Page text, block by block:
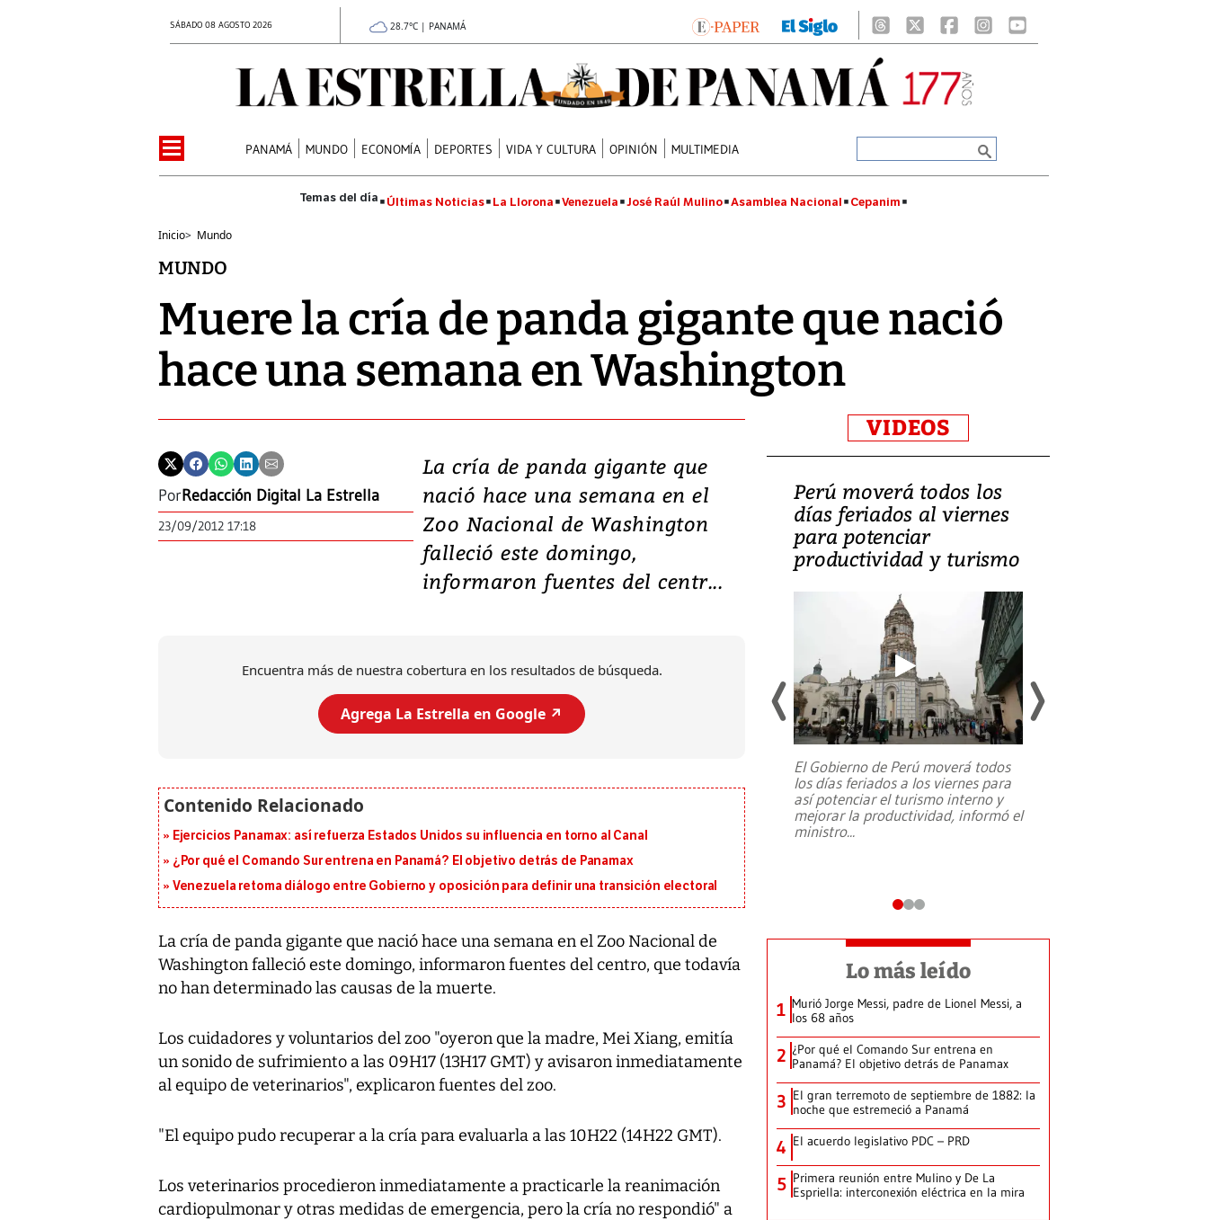
SÁBADO 08 AGOSTO 2026 28.7°C | PANAMÁ
PANAMÁ MUNDO ECONOMÍA DEPORTES VIDA Y CULTURA OPINIÓN MULTIMEDIA
Últimas Noticias La Llorona Venezuela José Raúl Mulino Asamblea Nacional Cepanim
Inicio> Mundo
MUNDO
Muere la cría de panda gigante que nació
hace una semana en Washington
PorRedacción Digital La Estrella
23/09/2012 17:18
La cría de panda gigante que
nació hace una semana en el
Zoo Nacional de Washington
falleció este domingo,
informaron fuentes del centr...
Encuentra más de nuestra cobertura en los resultados de búsqueda.
Agrega La Estrella en Google ↗️
Ejercicios Panamax: así refuerza Estados Unidos su influencia en torno al Canal
¿Por qué el Comando Sur entrena en Panamá? El objetivo detrás de Panamax
Venezuela retoma diálogo entre Gobierno y oposición para definir una transición electoral
La cría de panda gigante que nació hace una semana en el Zoo Nacional de
Washington falleció este domingo, informaron fuentes del centro, que todavía
no han determinado las causas de la muerte.
Los cuidadores y voluntarios del zoo "oyeron que la madre, Mei Xiang, emitía
un sonido de sufrimiento a las 09H17 (13H17 GMT) y avisaron inmediatamente
al equipo de veterinarios", explicaron fuentes del zoo.
"El equipo pudo recuperar a la cría para evaluarla a las 10H22 (14H22 GMT).
Los veterinarios procedieron inmediatamente a practicarle la reanimación
cardiopulmonar y otras medidas de emergencia, pero la cría no respondió" a
VIDEOS
Video: Lula lanza su
candidatura con
promesas de inversión
en defensa, educación y
tierras raras
Entre recuerdos y escuetas
da Silva, oficializó este domingo su
candidatura...
Perú moverá todos los
días feriados al viernes
para potenciar
productividad y turismo
El Gobierno de Perú moverá todos
los días feriados a los viernes para
así potenciar el turismo interno y
mejorar la productividad, informó el
ministro...
Lo más leído
1 Murió Jorge Messi, padre de Lionel Messi, a
los 68 años
2 ¿Por qué el Comando Sur entrena en
Panamá? El objetivo detrás de Panamax
3 El gran terremoto de septiembre de 1882: la
noche que estremeció a Panamá
4 El acuerdo legislativo PDC – PRD
5 Primera reunión entre Mulino y De La
Espriella: interconexión eléctrica en la mira